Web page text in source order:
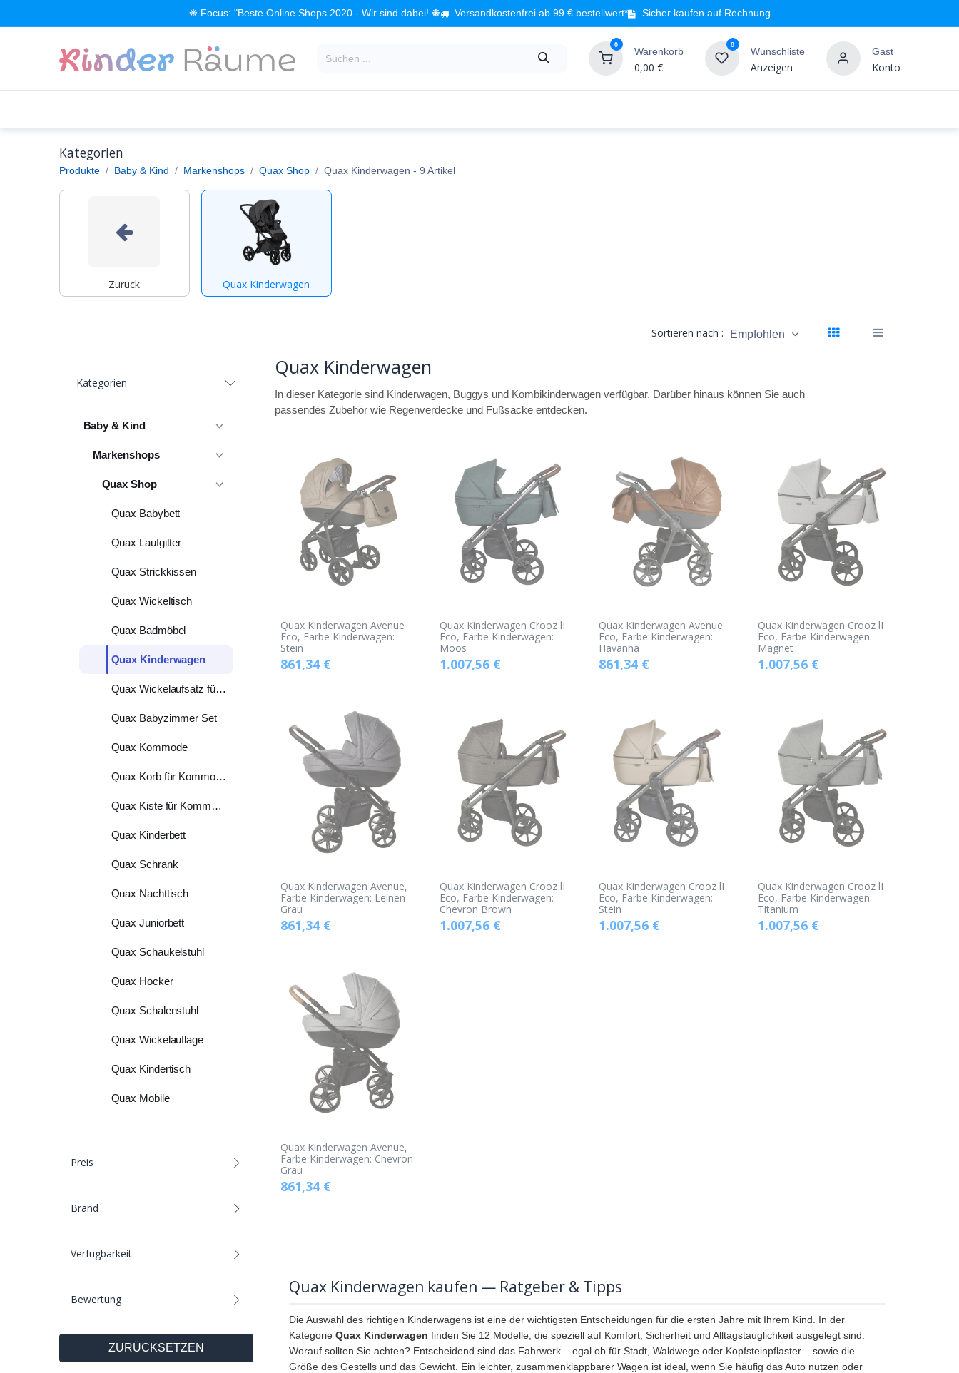
❋ Focus: "Beste Online Shops 2020 - Wir sind dabei! ❋ Versandkostenfrei ab 99 € bestellwert* Sicher kaufen auf Rechnung
0
Warenkorb
0,00 €
0
Wunschliste
Anzeigen
Gast
Konto
Kategorien
Produkte Baby & Kind Markenshops Quax Shop Quax Kinderwagen - 9 Artikel
Zurück Quax Kinderwagen
Sortieren nach : Empfohlen
Kategorien
Baby & Kind
Markenshops
Quax Shop
Quax Babybett
Quax Laufgitter
Quax Strickkissen
Quax Wickeltisch
Quax Badmöbel
Quax Kinderwagen
Quax Wickelaufsatz für Kommode
Quax Babyzimmer Set
Quax Kommode
Quax Korb für Kommode
Quax Kiste für Kommode
Quax Kinderbett
Quax Schrank
Quax Nachttisch
Quax Juniorbett
Quax Schaukelstuhl
Quax Hocker
Quax Schalenstuhl
Quax Wickelauflage
Quax Kindertisch
Quax Mobile
Preis
Brand
Verfügbarkeit
Bewertung
ZURÜCKSETZEN
Quax Kinderwagen
In dieser Kategorie sind Kinderwagen, Buggys und Kombikinderwagen verfügbar. Darüber hinaus können Sie auch
passendes Zubehör wie Regenverdecke und Fußsäcke entdecken.
Quax Kinderwagen Avenue
Eco, Farbe Kinderwagen:
Stein
861,34€
Quax Kinderwagen Crooz lI
Eco, Farbe Kinderwagen:
Moos
1.007,56€
Quax Kinderwagen Avenue
Eco, Farbe Kinderwagen:
Havanna
861,34 €
Quax Kinderwagen Crooz lI
Eco, Farbe Kinderwagen:
Magnet
1.007,56 €
Quax Kinderwagen Avenue,
Farbe Kinderwagen: Leinen
Grau
861,34€
Quax Kinderwagen Crooz lI
Eco, Farbe Kinderwagen:
Chevron Brown
1.007,56€
Quax Kinderwagen Crooz lI
Eco, Farbe Kinderwagen:
Stein
1.007,56 €
Quax Kinderwagen Crooz lI
Eco, Farbe Kinderwagen:
Titanium
1.007,56 €
Quax Kinderwagen Avenue,
Farbe Kinderwagen: Chevron
Grau
861,34€
Quax Kinderwagen kaufen — Ratgeber & Tipps
Die Auswahl des richtigen Kinderwagens ist eine der wichtigsten Entscheidungen für die ersten Jahre mit Ihrem Kind. In der
Kategorie Quax Kinderwagen finden Sie 12 Modelle, die speziell auf Komfort, Sicherheit und Alltagstauglichkeit ausgelegt sind.
Worauf sollten Sie achten? Entscheidend sind das Fahrwerk – egal ob für Stadt, Waldwege oder Kopfsteinpflaster – sowie die
Größe des Gestells und das Gewicht. Ein leichter, zusammenklappbarer Wagen ist ideal, wenn Sie häufig das Auto nutzen oder